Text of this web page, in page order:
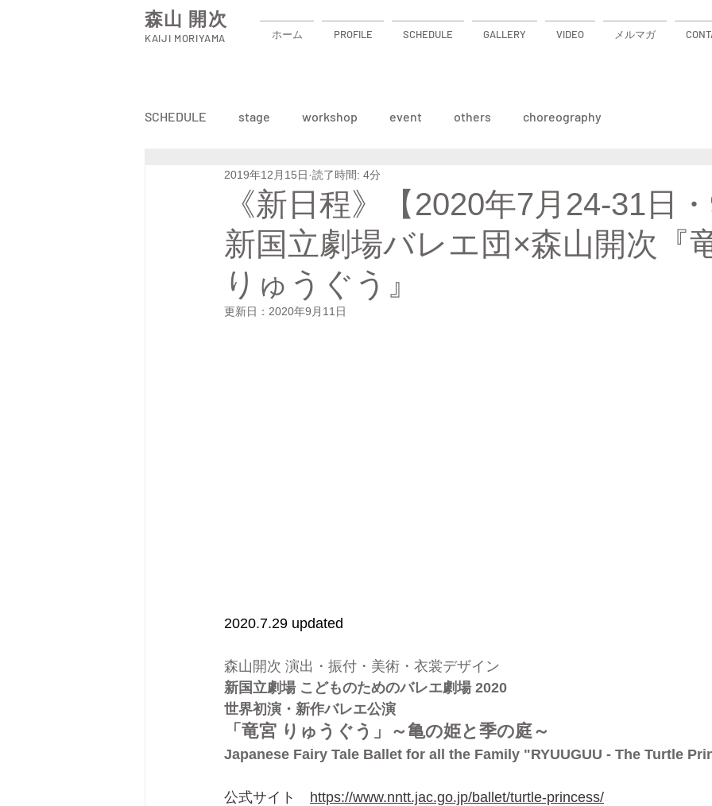
森山 開次
KAIJI MORIYAMA ホーム PROFILE SCHEDULE GALLERY VIDEO メルマガ
SCHEDULE stage workshop event others choreography
《新日程》【2020年7月24-31日
新国立劇場バレエ団×森山開次
りゅうぐう』
2019年12月15日 読了時間: 4分
更新日： 2020年9月11日
2020.7.29 updated
森山開次 演出・振付・美術・衣裳デザイン
新国立劇場 こどものためのバレエ劇場 2020
世界初演・新作バレエ公演
「竜宮 りゅうぐう」～亀の姫と季の庭～
Japanese Fairy Tale Ballet for all the Family "RYUUGUU - The Turtle
公式サイト https://www.nntt.jac.go.jp/ballet/turtle-princess/